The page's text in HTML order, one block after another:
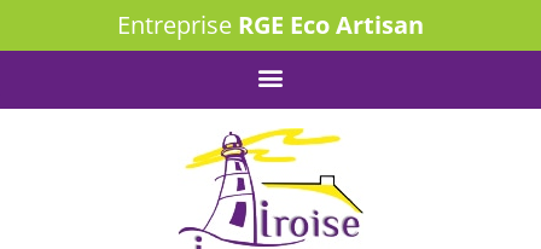
Entreprise RGE Eco Artisan